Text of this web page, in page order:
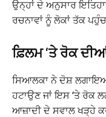
ਉਨ੍ਹਾਂ ਦੇ ਅਨੁਸਾਰ
ਰਚਨਾਵਾਂ ਨੂੰ ਲੋਕਾਂ ਤੱਕ
ਫ਼ਿਲਮ ‘ਤੇ ਰੋਕ
ਸਿਆਲਕਾ ਨੇ ਦੋਸ਼
ਹਟਾਉਣ ਜਾਂ ਇਸ ‘ਤੇ ਰੋਕ
ਆਜ਼ਾਦੀ ਦੇ ਸਵਾਲ ਖੜ੍ਹੇ